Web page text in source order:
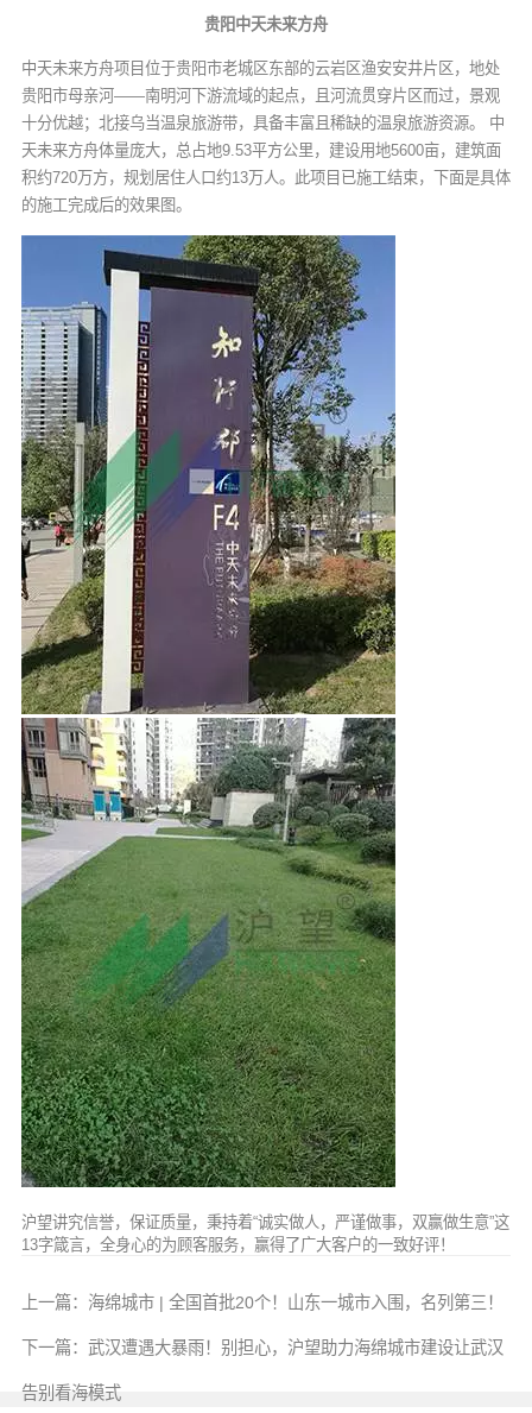
贵阳中天未来方舟
中天未来方舟项目位于贵阳市老城区东部的云岩区渔安安井片区，地处
贵阳市母亲河——南明河下游流域的起点，且河流贯穿片区而过，景观
十分优越；北接乌当温泉旅游带，具备丰富且稀缺的温泉旅游资源。 中
天未来方舟体量庞大，总占地9.53平方公里，建设用地5600亩，建筑面
积约720万方，规划居住人口约13万人。此项目已施工结束，下面是具体
的施工完成后的效果图。
沪望讲究信誉，保证质量，秉持着“诚实做人，严谨做事，双赢做生意”这
13字箴言，全身心的为顾客服务，赢得了广大客户的一致好评！
上一篇： 海绵城市 | 全国首批20个！山东一城市入围，名列第三！
下一篇： 武汉遭遇大暴雨！别担心，沪望助力海绵城市建设让武汉
告别看海模式